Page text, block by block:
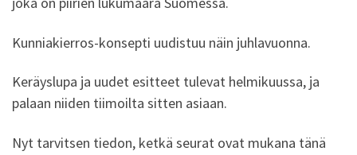
Kunniakierros-konsepti uudistuu näin juhlavuonna.
Keräyslupa ja uudet esitteet tulevat helmikuussa, ja
palaan niiden tiimoilta sitten asiaan.
Nyt tarvitsen tiedon, ketkä seurat ovat mukana tänä